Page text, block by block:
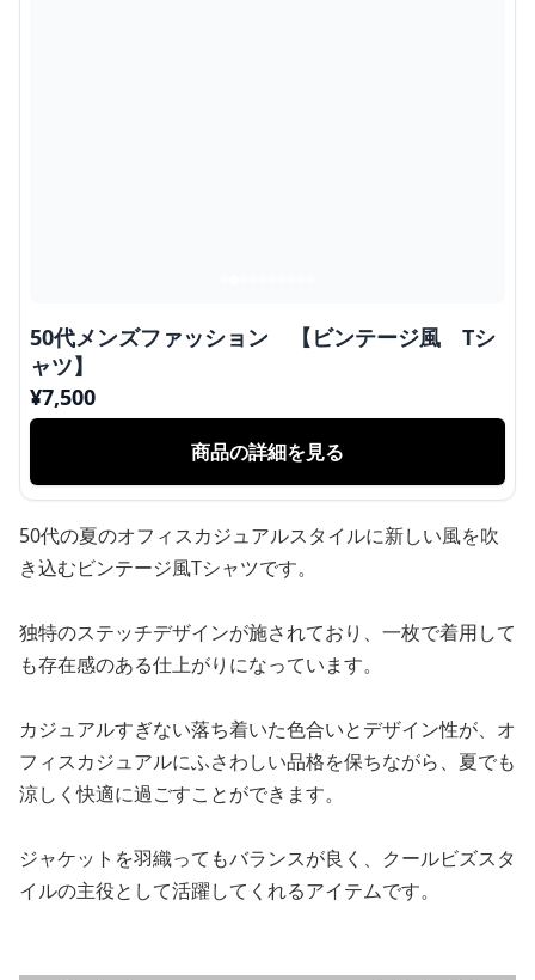
50代メンズファッション 【ビンテージ風 Tシ
ャツ】
¥7,500
商品の詳細を見る
50代の夏のオフィスカジュアルスタイルに新しい風を吹
き込むビンテージ風Tシャツです。
独特のステッチデザインが施されており、一枚で着用して
も存在感のある仕上がりになっています。
カジュアルすぎない落ち着いた色合いとデザイン性が、オ
フィスカジュアルにふさわしい品格を保ちながら、夏でも
涼しく快適に過ごすことができます。
ジャケットを羽織ってもバランスが良く、クールビズスタ
イルの主役として活躍してくれるアイテムです。